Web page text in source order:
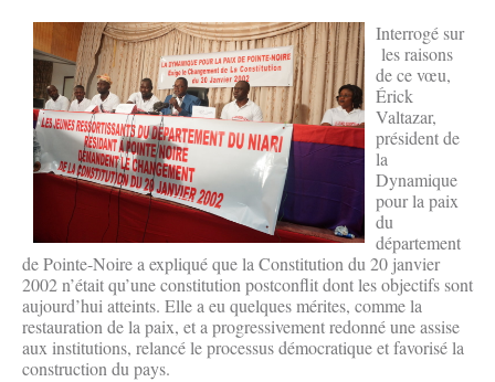
Interrogé sur
les raisons
de ce vœu,
Érick
Valtazar,
président de
la
Dynamique
pour la paix
du
département
de Pointe-Noire a expliqué que la Constitution du 20 janvier
2002 n’était qu’une constitution postconflit dont les objectifs sont
aujourd’hui atteints. Elle a eu quelques mérites, comme la
restauration de la paix, et a progressivement redonné une assise
aux institutions, relancé le processus démocratique et favorisé la
construction du pays.